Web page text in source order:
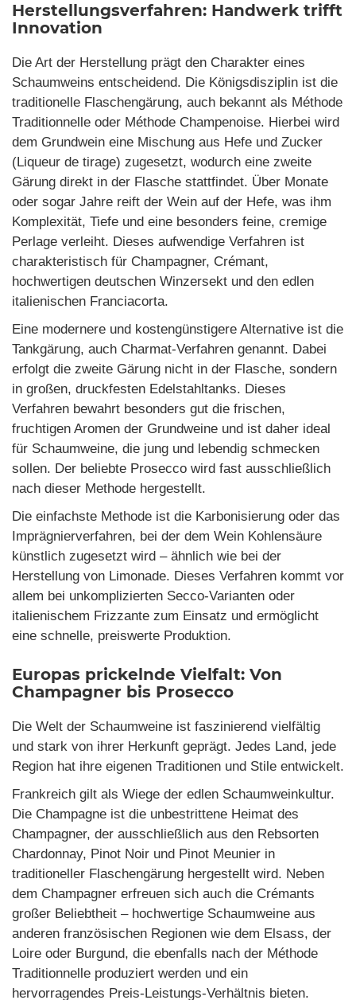
Herstellungsverfahren: Handwerk trifft
Innovation
Die Art der Herstellung prägt den Charakter eines
Schaumweins entscheidend. Die Königsdisziplin ist die
traditionelle Flaschengärung, auch bekannt als Méthode
Traditionnelle oder Méthode Champenoise. Hierbei wird
dem Grundwein eine Mischung aus Hefe und Zucker
(Liqueur de tirage) zugesetzt, wodurch eine zweite
Gärung direkt in der Flasche stattfindet. Über Monate
oder sogar Jahre reift der Wein auf der Hefe, was ihm
Komplexität, Tiefe und eine besonders feine, cremige
Perlage verleiht. Dieses aufwendige Verfahren ist
charakteristisch für Champagner, Crémant,
hochwertigen deutschen Winzersekt und den edlen
italienischen Franciacorta.
Eine modernere und kostengünstigere Alternative ist die
Tankgärung, auch Charmat-Verfahren genannt. Dabei
erfolgt die zweite Gärung nicht in der Flasche, sondern
in großen, druckfesten Edelstahltanks. Dieses
Verfahren bewahrt besonders gut die frischen,
fruchtigen Aromen der Grundweine und ist daher ideal
für Schaumweine, die jung und lebendig schmecken
sollen. Der beliebte Prosecco wird fast ausschließlich
nach dieser Methode hergestellt.
Die einfachste Methode ist die Karbonisierung oder das
Imprägnierverfahren, bei der dem Wein Kohlensäure
künstlich zugesetzt wird – ähnlich wie bei der
Herstellung von Limonade. Dieses Verfahren kommt vor
allem bei unkomplizierten Secco-Varianten oder
italienischem Frizzante zum Einsatz und ermöglicht
eine schnelle, preiswerte Produktion.
Europas prickelnde Vielfalt: Von
Champagner bis Prosecco
Die Welt der Schaumweine ist faszinierend vielfältig
und stark von ihrer Herkunft geprägt. Jedes Land, jede
Region hat ihre eigenen Traditionen und Stile entwickelt.
Frankreich gilt als Wiege der edlen Schaumweinkultur.
Die Champagne ist die unbestrittene Heimat des
Champagner, der ausschließlich aus den Rebsorten
Chardonnay, Pinot Noir und Pinot Meunier in
traditioneller Flaschengärung hergestellt wird. Neben
dem Champagner erfreuen sich auch die Crémants
großer Beliebtheit – hochwertige Schaumweine aus
anderen französischen Regionen wie dem Elsass, der
Loire oder Burgund, die ebenfalls nach der Méthode
Traditionnelle produziert werden und ein
hervorragendes Preis-Leistungs-Verhältnis bieten.